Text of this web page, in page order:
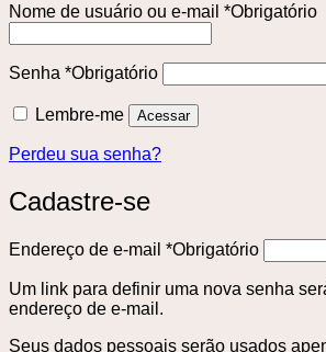
Nome de usuário ou e-mail *Obrigatório
Senha *Obrigatório
Lembre-me Acessar
Perdeu sua senha?
Cadastre-se
Endereço de e-mail *Obrigatório
Um link para definir uma nova senha
endereço de e-mail.
Seus dados pessoais serão usados